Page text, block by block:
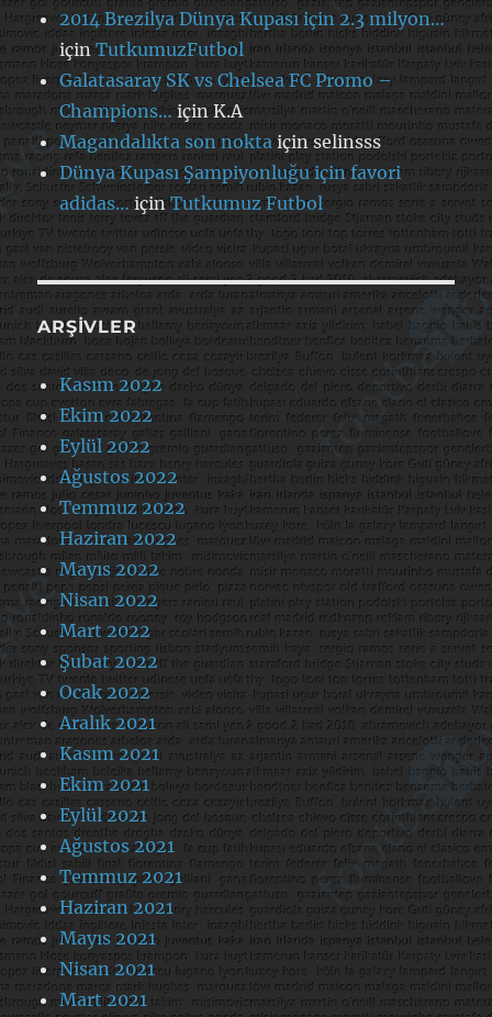
2014 Brezilya Dünya Kupası için 2.3 milyon…
içinTutkumuzFutbol
Galatasaray SK vs Chelsea FC Promo –
Champions…içinK.A
Magandalıkta son noktaiçinselinsss
Dünya Kupası Şampiyonluğu için favori
adidas… içinTutkumuz Futbol
ARŞIVLER
Kasım 2022
Ekim 2022
Eylül 2022
Ağustos 2022
Temmuz 2022
Haziran 2022
Mayıs 2022
Nisan 2022
Mart 2022
Şubat 2022
Ocak 2022
Aralık 2021
Kasım 2021
Ekim 2021
Eylül 2021
Ağustos 2021
Temmuz 2021
Haziran 2021
Mayıs 2021
Nisan 2021
Mart 2021